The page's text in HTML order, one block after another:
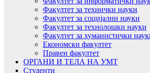
Факултет за технички науки
Факултет за социјални науки
Факултет за технолошки науки
Факултет за хуманистички
Економски факултет
Правен факултет
ОРГАНИ И ТЕЛА НА УМТ
Студенти